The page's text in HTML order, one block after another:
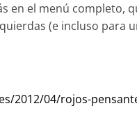
en el menú completo,
(e incluso para
2012/04/rojos-